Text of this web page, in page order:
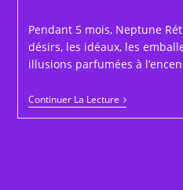
lecture :
Pendant 5 mois, Neptune
désirs, les idéaux, les
illusions parfumées à
Continuer La LectureNeptune
Devient